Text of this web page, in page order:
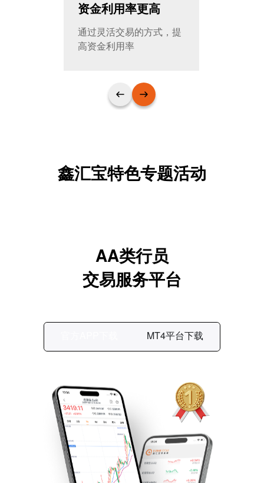
资金利用率更高
通过灵活交易的方式，提
高资金利用率
鑫汇宝特色专题活动
AA类行员
交易服务平台
MT4平台下载